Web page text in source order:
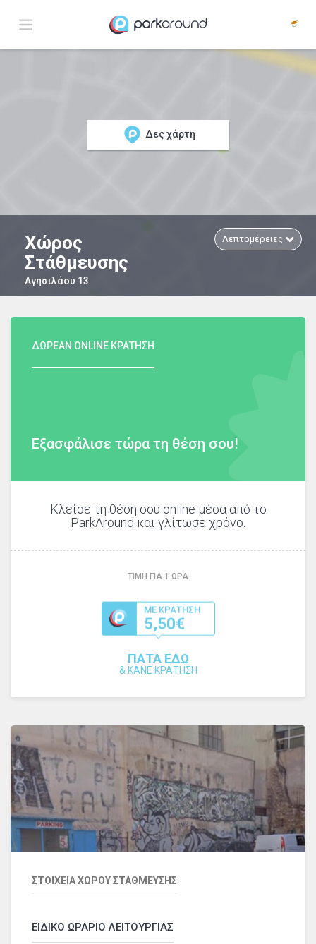
Δες χάρτη
Χώρος
Στάθμευσης
Αγησιλάου 13
Λεπτομέρειες
ΔΩΡΕΑΝ ONLINE ΚΡΑΤΗΣΗ
Εξασφάλισε τώρα τη θέση σου!
Κλείσε τη θέση σου online μέσα από το
ParkAround και γλίτωσε χρόνο.
ΤΙΜΗ ΓΙΑ 1 ΩΡΑ
ΜΕ ΚΡΑΤΗΣΗ
5,50€
ΠΑΤΑ ΕΔΩ
& ΚΑΝΕ ΚΡΑΤΗΣΗ
ΣΤΟΙΧΕΙΑ ΧΩΡΟΥ ΣΤΑΘΜΕΥΣΗΣ
ΕΙΔΙΚΟ ΩΡΑΡΙΟ ΛΕΙΤΟΥΡΓΙΑΣ